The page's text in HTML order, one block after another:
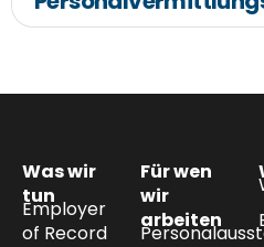
Was wir
tun
Employer
of Record
Für wen
wir
arbeiten